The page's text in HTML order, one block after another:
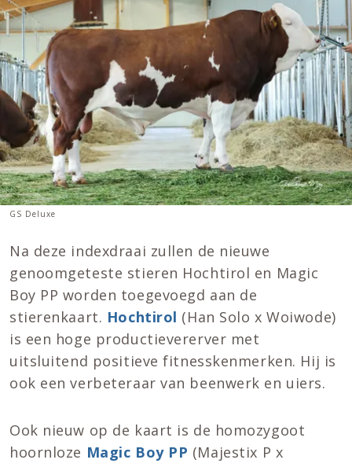
GS Deluxe
Na deze indexdraai zullen de nieuwe
genoomgeteste stieren Hochtirol en Magic
Boy PP worden toegevoegd aan de
stierenkaart. Hochtirol (Han Solo x Woiwode)
is een hoge productievererver met
uitsluitend positieve fitnesskenmerken. Hij is
ook een verbeteraar van beenwerk en uiers.
Ook nieuw op de kaart is de homozygoot
hoornloze Magic Boy PP (Majestix P x